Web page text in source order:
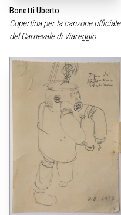
Bonetti Uberto
Copertina per la canzone ufficiale
del Carnevale di Viareggio